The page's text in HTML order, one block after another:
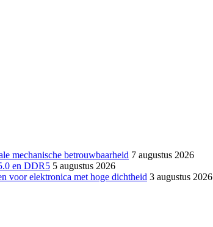
mechanische betrouwbaarheid 7 augustus 2026
en DDR5 5 augustus 2026
voor elektronica met hoge dichtheid 3 augustus 2026